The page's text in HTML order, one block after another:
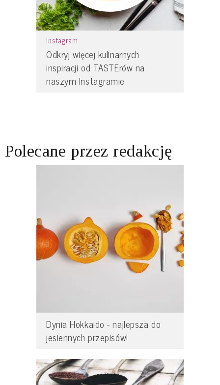
Instagram
Odkryj więcej kulinarnych
inspiracji od TASTErów na
naszym Instagramie
Polecane przez redakcję
Dynia Hokkaido - najlepsza do
jesiennych przepisów!